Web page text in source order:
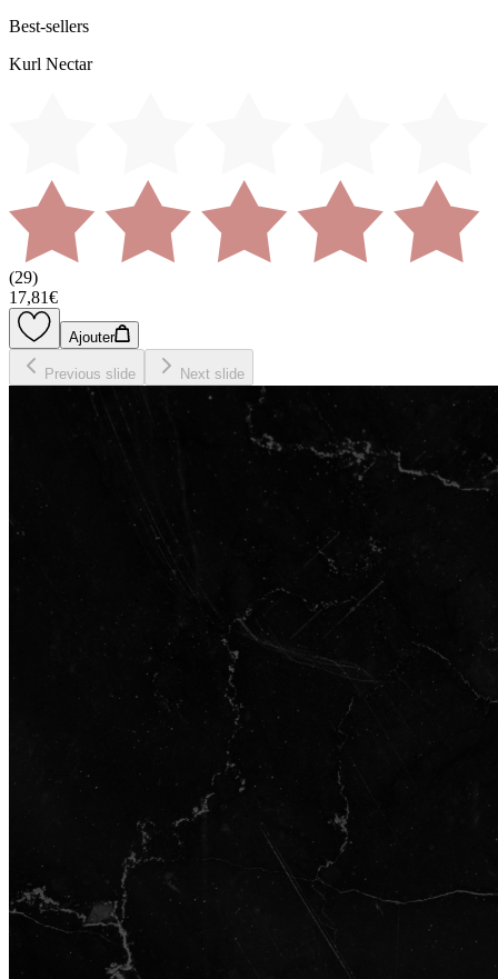
Best-sellers
Kurl Nectar
(29)
17,81€
Ajouter
Previous slide Next slide